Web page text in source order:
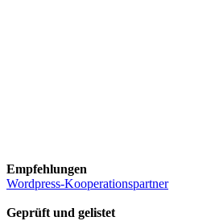
Empfehlungen
Wordpress-Kooperationspartner
Geprüft und gelistet